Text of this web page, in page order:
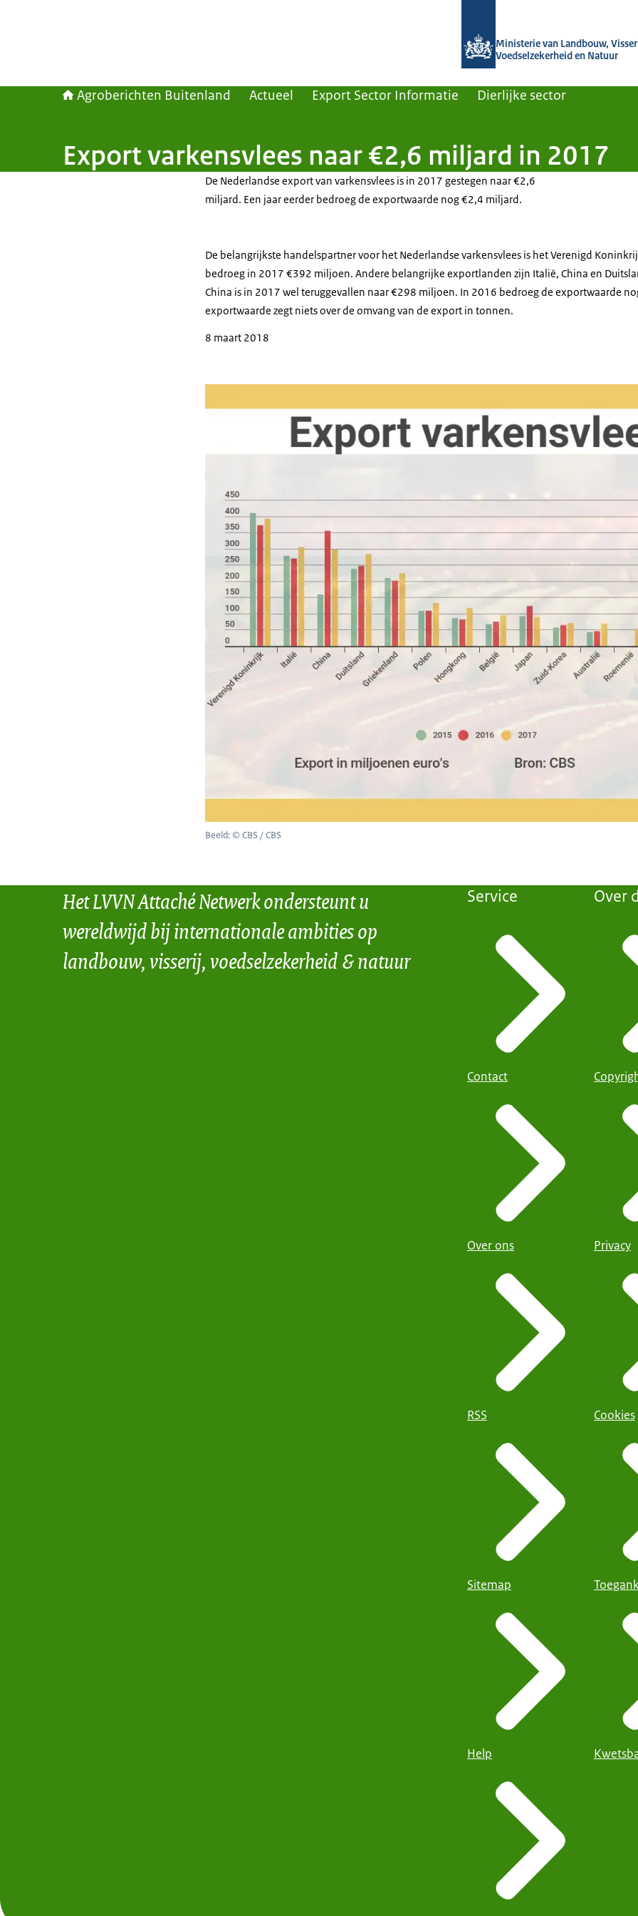
Ministerie van Landbouw,
Voedselzekerheid en Natuur
Agroberichten Buitenland Actueel Export Sector Informatie Dierlijke sector
Export varkensvlees naar €2,6 miljard in 2017
De Nederlandse export van varkensvlees is in 2017 gestegen naar €2,6
miljard. Een jaar eerder bedroeg de exportwaarde nog €2,4 miljard.
De belangrijkste handelspartner voor het Nederlandse varkensvlees is het Verenigd
bedroeg in 2017 €392 miljoen. Andere belangrijke exportlanden zijn Italië, China en
China is in 2017 wel teruggevallen naar €298 miljoen. In 2016 bedroeg de exportwaarde
exportwaarde zegt niets over de omvang van de export in tonnen.
8 maart 2018
Beeld: © CBS / CBS
Het LVVN Attaché Netwerk ondersteunt u
wereldwijd bij internationale ambities op
landbouw, visserij, voedselzekerheid & natuur
Service
Contact
Over ons
RSS
Sitemap
Help
Over
Privacy
Cookies